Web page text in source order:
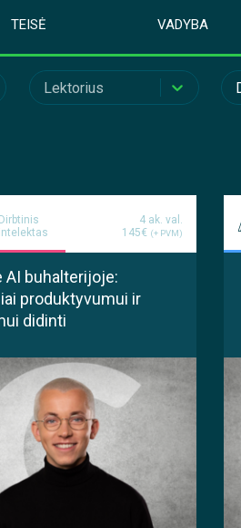
TEISĖ VADYBA
Lektorius
Dirbtinis
intelektas
4 ak. val.
145€ (+ PVM)
AI buhalterijoje:
produktyvumui ir
didinti